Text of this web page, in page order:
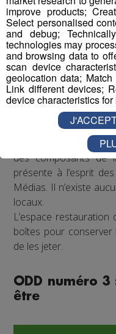
associations qui
Croix-Rouge, Restos
de Malte, la Banque
sont invités
bénévoles sont
Les collaborateurs,
leur temps, de leur
ces structures.
Concernant la lutte
des composants de
présente à l’esprit
Médias. Il n’existe
locaux.
L’espace restauration
boîtes pour conserver
de les jeter.
ODD numéro
être
improve products;
Select personalised
and debug;
technologies may
and browsing data to
scan device
geolocation data;
Link different devices;
device characteristics